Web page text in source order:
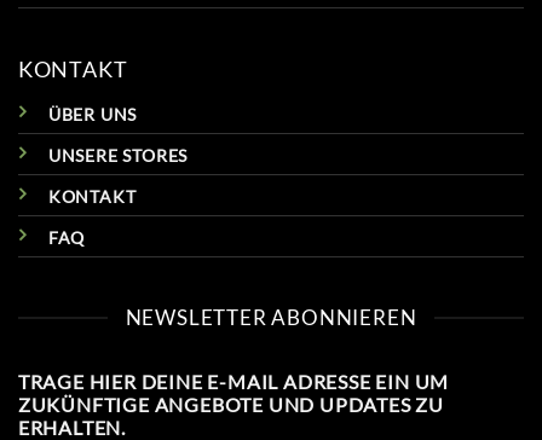
KONTAKT
ÜBER UNS
UNSERE STORES
KONTAKT
FAQ
NEWSLETTER ABONNIEREN
TRAGE HIER DEINE E-MAIL ADRESSE EIN UM
ZUKÜNFTIGE ANGEBOTE UND UPDATES ZU
ERHALTEN.